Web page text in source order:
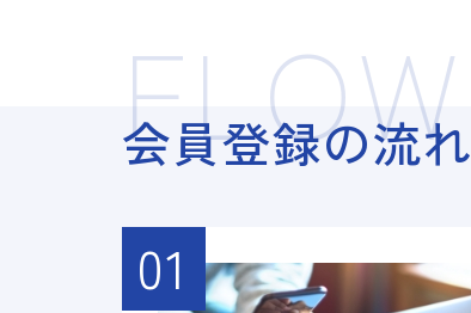
会員登録の流れ
FLOW
01